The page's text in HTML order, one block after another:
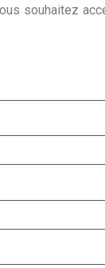
souhaitez